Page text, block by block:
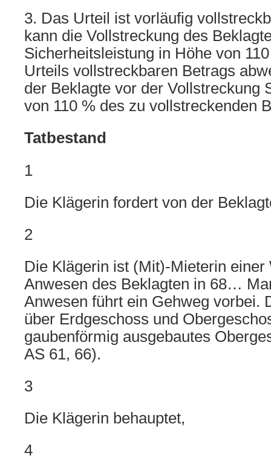
3. Das Urteil ist vorläufig
kann die Vollstreckung des
Sicherheitsleistung in Höhe von
Urteils vollstreckbaren Betrags
der Beklagte vor der Vollstreckung
von 110 % des zu vollstreckenden
Tatbestand
1
Die Klägerin fordert von der
2
Die Klägerin ist (Mit)-Mieterin einer
Anwesen des Beklagten in 68…
Anwesen führt ein Gehweg vorbei.
über Erdgeschoss und
gaubenförmig ausgebautes
AS 61, 66).
3
Die Klägerin behauptet,
4